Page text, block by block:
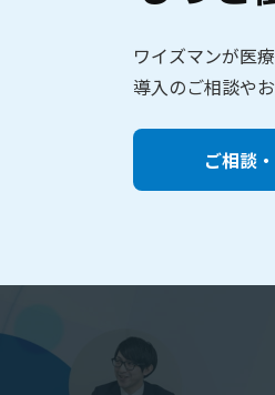
ワイズマンが医
導入のご相談や
ご相談